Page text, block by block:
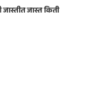
जास्त किती